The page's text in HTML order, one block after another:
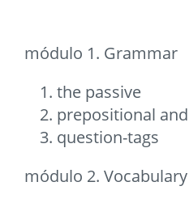
módulo 1. Grammar
the passive
prepositional
question-tags
módulo 2. Vocabulary